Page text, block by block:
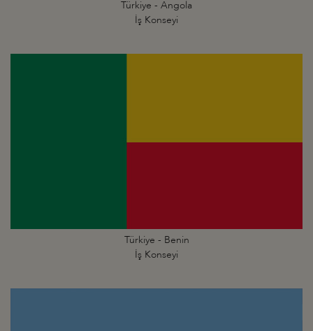
Türkiye - Angola
İş Konseyi
Türkiye - Benin
İş Konseyi